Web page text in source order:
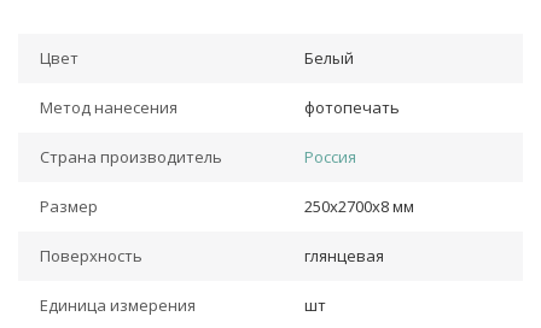
Цвет Белый
Метод нанесения фотопечать
Страна производитель Россия
Размер 250х2700х8 мм
Поверхность глянцевая
Единица измерения шт